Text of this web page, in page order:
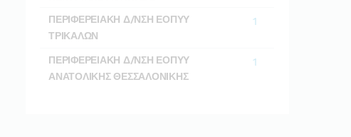
ΠΕΡΙΦΕΡΕΙΑΚΗ Δ/ΝΣΗ ΕΟΠΥΥ
ΤΡΙΚΑΛΩΝ
1
ΠΕΡΙΦΕΡΕΙΑΚΗ Δ/ΝΣΗ ΕΟΠΥΥ
ΑΝΑΤΟΛΙΚΗΣ ΘΕΣΣΑΛΟΝΙΚΗΣ
1